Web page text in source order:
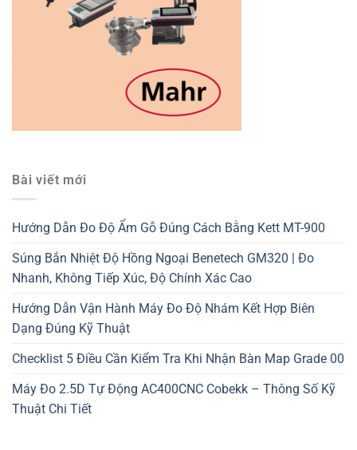
Bài viết mới
Hướng Dẫn Đo Độ Ẩm Gỗ Đúng Cách Bằng Kett MT-900
Súng Bắn Nhiệt Độ Hồng Ngoại Benetech GM320 | Đo
Nhanh, Không Tiếp Xúc, Độ Chính Xác Cao
Hướng Dẫn Vận Hành Máy Đo Độ Nhám Kết Hợp Biên
Dạng Đúng Kỹ Thuật
Checklist 5 Điều Cần Kiểm Tra Khi Nhận Bàn Map Grade 00
Máy Đo 2.5D Tự Động AC400CNC Cobekk – Thông Số Kỹ
Thuật Chi Tiết